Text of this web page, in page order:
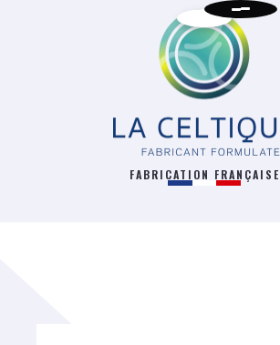
FABRICATION FRANÇAISE